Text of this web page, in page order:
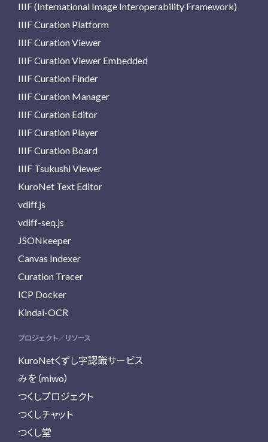
IIIF (International Image Interoperability Framework)
IIIF Curation Platform
IIIF Curation Viewer
IIIF Curation Viewer Embedded
IIIF Curation Finder
IIIF Curation Manager
IIIF Curation Editor
IIIF Curation Player
IIIF Curation Board
IIIF Tsukushi Viewer
KuroNet Text Editor
vdiff.js
vdiff-seq.js
JSONkeeper
Canvas Indexer
Curation Tracer
ICP Docker
Kindai-OCR
プロジェクト／リソース
KuroNetくずし字認識サービス
みを（miwo）
つくしプロジェクト
つくしチャット
つくし堂